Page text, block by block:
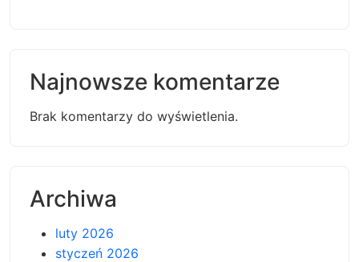
Najnowsze komentarze
Brak komentarzy do wyświetlenia.
Archiwa
luty 2026
styczeń 2026